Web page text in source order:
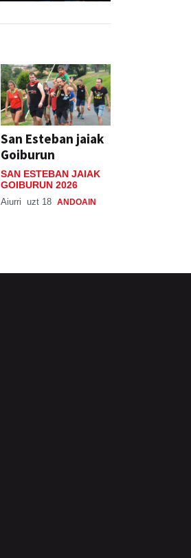
San Esteban jaiak
Goiburun
SAN ESTEBAN JAIAK
GOIBURUN 2026
Aiurri uzt 18 ANDOAIN